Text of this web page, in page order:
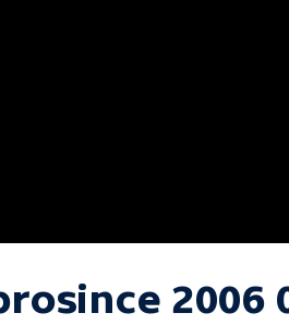
2006